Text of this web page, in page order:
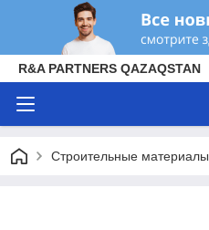
R&A PARTNERS QAZAQSTAN
Строительные материалы